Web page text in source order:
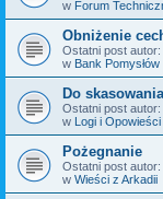
w Forum
Obniżenie
Ostatni post autor:
w Bank Pomysłów
Do skasowania
Ostatni post autor:
w Logi i Opowieści
Pożegnanie
Ostatni post autor:
w Wieści z Arkadii